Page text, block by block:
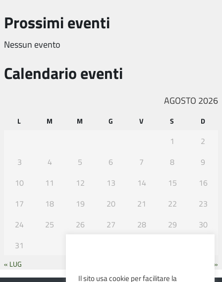
Prossimi eventi
Nessun evento
Calendario eventi
AGOSTO 2026
L M M G V S D
1
2
3
4 5 6 7 8
9
10
11 12 13 14 15
16
17
18 19 20 21 22
23
24
25 26 27 28 29
30
31
« LUG
SET »
Il sito usa cookie per facilitare la